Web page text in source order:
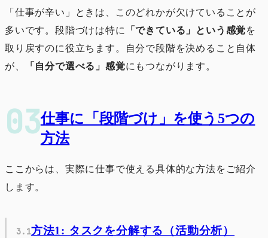
「仕事が辛い」ときは、このどれかが欠けていることが
多いです。段階づけは特に
「できている」という感覚を
取り戻すのに役立ちます。自分で段階を決めること自体
が、
「自分で選べる」感覚にもつながります。
仕事に「段階づけ」を使う5つの
方法
ここからは、実際に仕事で使える具体的な方法をご紹介
します。
方法1: タスクを分解する（活動分析）